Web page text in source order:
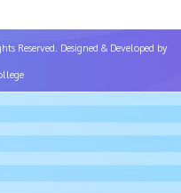
Designed & Developed by